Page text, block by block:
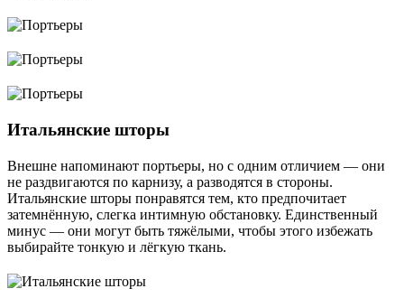
Итальянские шторы
Внешне напоминают портьеры, но с одним отличием ― они
не раздвигаются по карнизу, а разводятся в стороны.
Итальянские шторы понравятся тем, кто предпочитает
затемнённую, слегка интимную обстановку. Единственный
минус ― они могут быть тяжёлыми, чтобы этого избежать
выбирайте тонкую и лёгкую ткань.